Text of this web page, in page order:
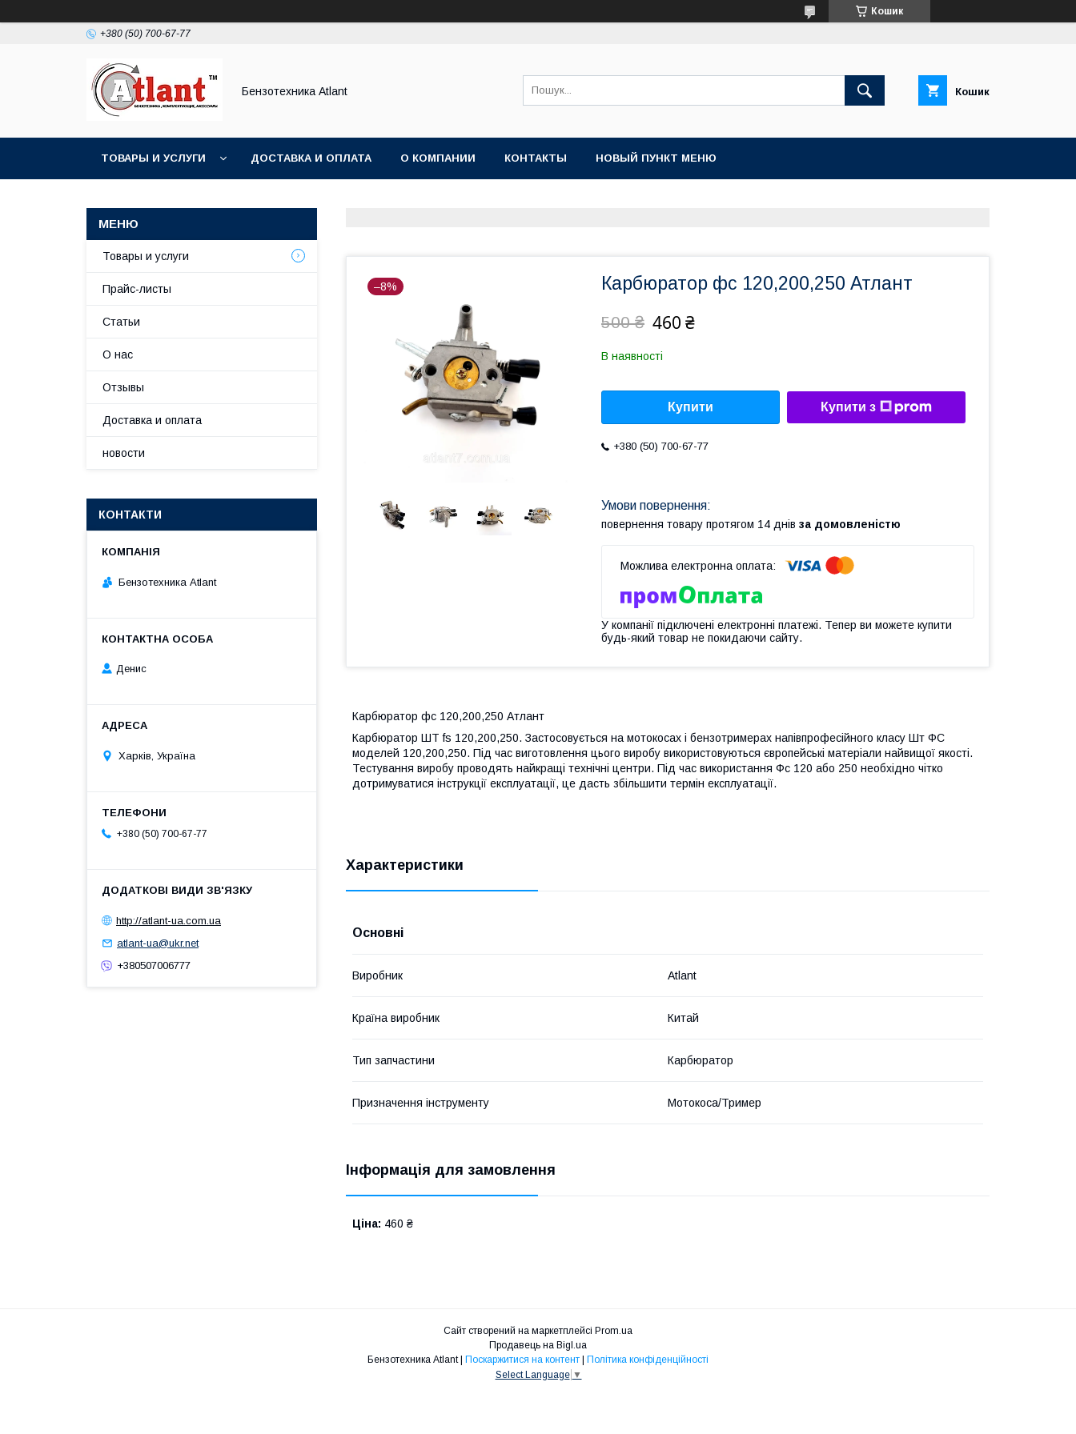
Кошик
+380 (50) 700-67-77
Бензотехника Atlant Кошик
ТОВАРЫ И УСЛУГИ ДОСТАВКА И ОПЛАТА О КОМПАНИИ КОНТАКТЫ НОВЫЙ ПУНКТ МЕНЮ
–8% Карбюратор фс 120,200,250 Атлант
500 ₴ 460 ₴
В наявності
Купити Купити з
+380 (50) 700-67-77
повернення товару протягом 14 днів за домовленістю
У компанії підключені електронні платежі. Тепер ви можете купити
будь-який товар не покидаючи сайту.
Карбюратор фс 120,200,250 Атлант
Карбюратор ШТ fs 120,200,250. Застосовується на мотокосах і бензотримерах напівпрофесійного класу Шт ФС
моделей 120,200,250. Під час виготовлення цього виробу використовуються європейські матеріали найвищої якості.
Тестування виробу проводять найкращі технічні центри. Під час використання Фс 120 або 250 необхідно чітко
дотримуватися інструкції експлуатації, це дасть збільшити термін експлуатації.
Характеристики
Основні
Виробник Atlant
Країна виробник Китай
Тип запчастини Карбюратор
Призначення інструменту Мотокоса/Тример
Інформація для замовлення
Ціна: 460 ₴
Товары и услуги
Прайс-листы
Статьи
О нас
Отзывы
Доставка и оплата
новости
КОНТАКТИ
Бензотехника Atlant
Денис
Харків, Україна
+380 (50) 700-67-77
http://atlant-ua.com.ua
atlant-ua@ukr.net
+380507006777
Сайт створений на маркетплейсі Prom.ua
Продавець на Bigl.ua
Бензотехника Atlant | Поскаржитися на контент | Політика конфіденційності
Select Language ▼